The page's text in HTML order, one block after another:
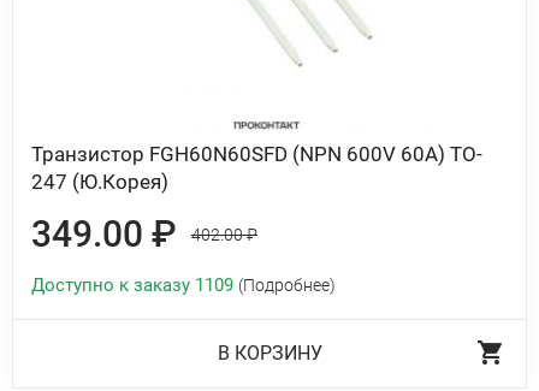
Транзистор FGH60N60SFD (NPN 600V 60A) TO-
247 (Ю.Корея)
349.00 ₽ 402.00 ₽
Доступно к заказу 1109 (Подробнее)
В КОРЗИНУ